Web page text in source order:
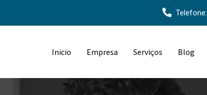
Telefone:
Inicio Empresa Serviços Blog